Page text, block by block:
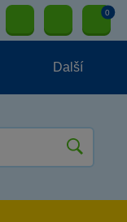
0
Další